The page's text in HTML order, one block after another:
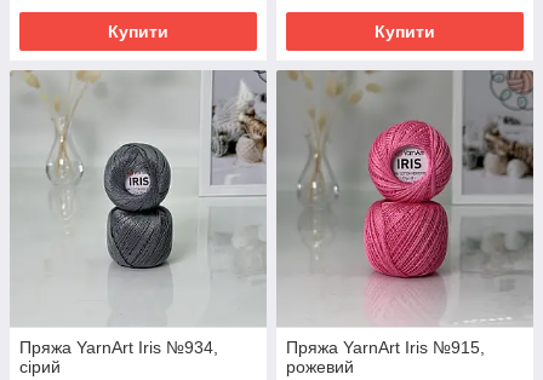
Купити Купити
Пряжа YarnArt Iris №934,
сірий
Пряжа YarnArt Iris №915,
рожевий